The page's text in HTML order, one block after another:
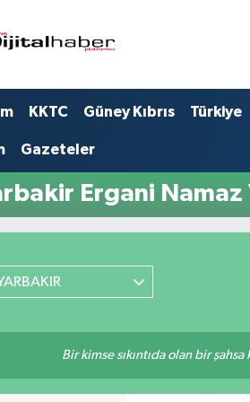
KKTC Güney Kıbrıs Türkiye
Gazeteler
Ergani
Bir kimse sıkıntıda olan bir
Durumu ve Fikstür